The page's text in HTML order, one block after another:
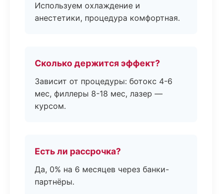
Используем охлаждение и
анестетики, процедура комфортная.
Сколько держится эффект?
Зависит от процедуры: ботокс 4-6
мес, филлеры 8-18 мес, лазер —
курсом.
Есть ли рассрочка?
Да, 0% на 6 месяцев через банки-
партнёры.